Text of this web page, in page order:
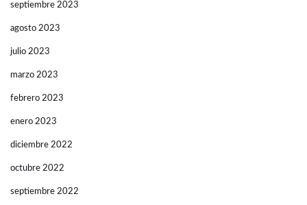
septiembre 2023
agosto 2023
julio 2023
marzo 2023
febrero 2023
enero 2023
diciembre 2022
octubre 2022
septiembre 2022